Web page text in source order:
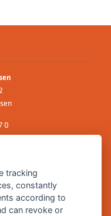
0
Burghausen:
tracking
constantly
according to
can revoke or